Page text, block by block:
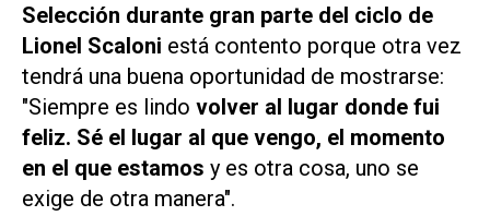
Selección durante gran parte del ciclo de
Lionel Scaloni está contento porque otra vez
tendrá una buena oportunidad de mostrarse:
"Siempre es lindo volver al lugar donde fui
feliz. Sé el lugar al que vengo, el momento
en el que estamos y es otra cosa, uno se
exige de otra manera".